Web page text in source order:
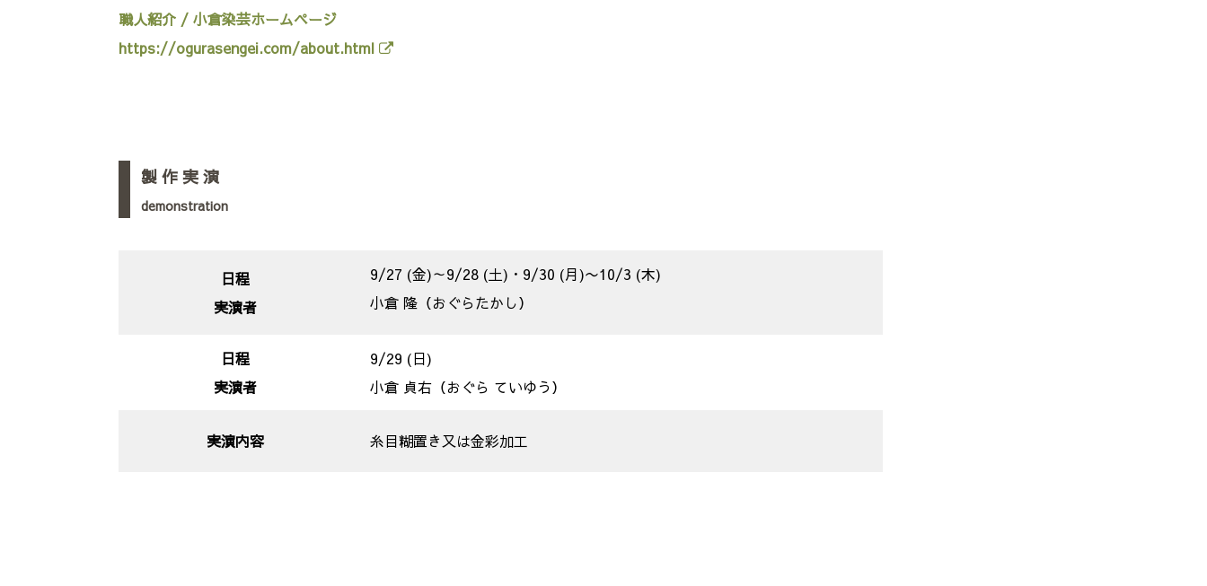
職人紹介 / 小倉染芸ホームページ
https://ogurasengei.com/about.html
製 作 実 演
demonstration
日程
実演者
9/27 (金)～9/28 (土)・9/30 (月)〜10/3 (木)
小倉 隆（おぐらたかし）
日程
実演者
9/29 (日)
小倉 貞右（おぐら ていゆう）
実演内容 糸目糊置き又は金彩加工